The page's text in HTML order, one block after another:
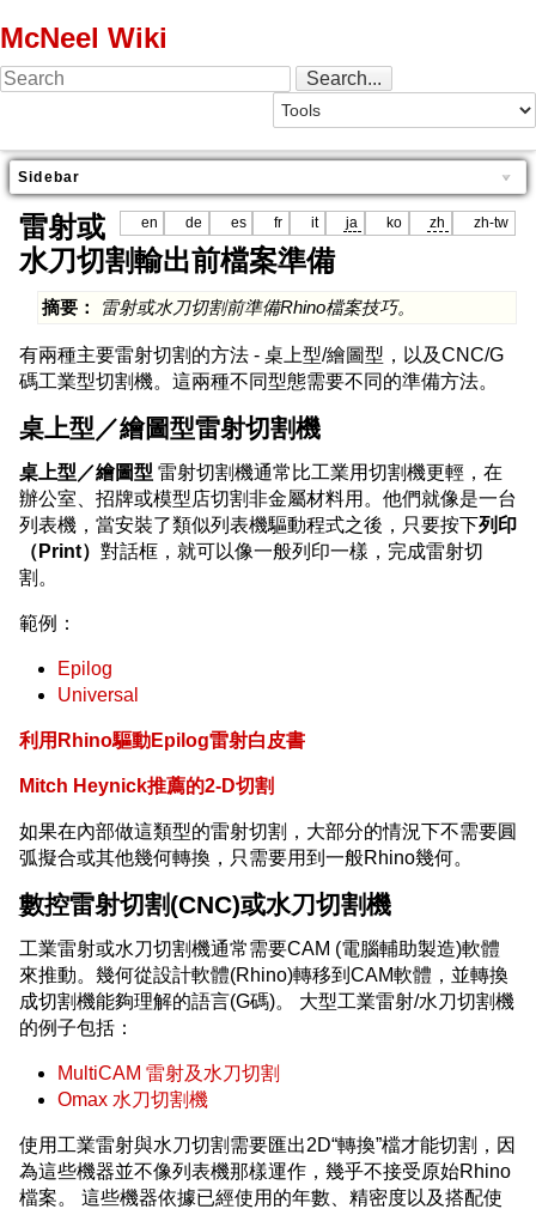
McNeel Wiki
Sidebar
en de es fr it ja ko zh zh-tw
雷射或
水刀切割輸出前檔案準備
摘要： 雷射或水刀切割前準備Rhino檔案技巧。
有兩種主要雷射切割的方法 - 桌上型/繪圖型，以及CNC/G
碼工業型切割機。這兩種不同型態需要不同的準備方法。
桌上型／繪圖型雷射切割機
桌上型／繪圖型 雷射切割機通常比工業用切割機更輕，在
辦公室、招牌或模型店切割非金屬材料用。他們就像是一台
列表機，當安裝了類似列表機驅動程式之後，只要按下列印
（Print） 對話框，就可以像一般列印一樣，完成雷射切
割。
範例：
Epilog
Universal
利用Rhino驅動Epilog雷射白皮書
Mitch Heynick推薦的2-D切割
如果在內部做這類型的雷射切割，大部分的情況下不需要圓
弧擬合或其他幾何轉換，只需要用到一般Rhino幾何。
數控雷射切割(CNC)或水刀切割機
工業雷射或水刀切割機通常需要CAM (電腦輔助製造)軟體
來推動。幾何從設計軟體(Rhino)轉移到CAM軟體，並轉換
成切割機能夠理解的語言(G碼)。 大型工業雷射/水刀切割機
的例子包括：
MultiCAM 雷射及水刀切割
Omax 水刀切割機
使用工業雷射與水刀切割需要匯出2D“轉換”檔才能切割，因
為這些機器並不像列表機那樣運作，幾乎不接受原始Rhino
檔案。 這些機器依據已經使用的年數、精密度以及搭配使